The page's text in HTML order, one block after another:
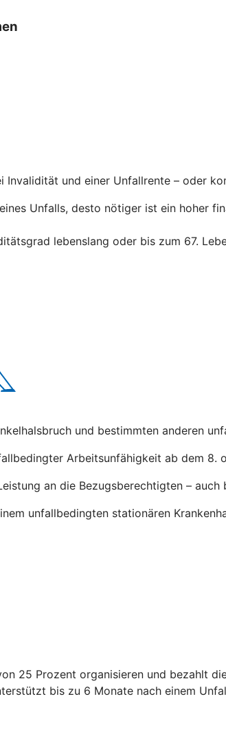
Invalidität und einer Unfallrente – oder
Unfalls, desto nötiger ist ein hoher
lebenslang oder bis zum 67.
und bestimmten anderen
Arbeitsunfähigkeit ab dem 8.
an die Bezugsberechtigten – auch
unfallbedingten stationären
25 Prozent organisieren und bezahlt
bis zu 6 Monate nach einem